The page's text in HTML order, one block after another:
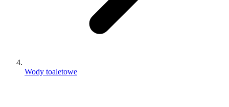
Wody toaletowe